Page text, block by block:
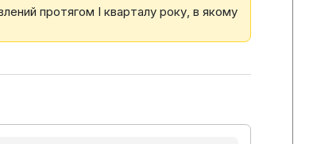
протягом І кварталу року, в якому